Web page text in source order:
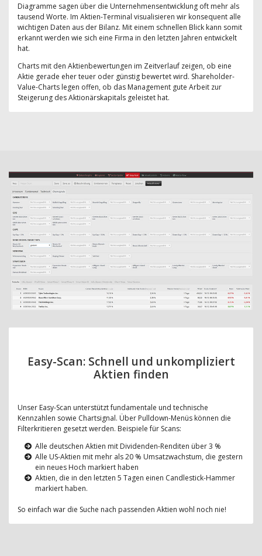
Diagramme sagen über die Unternehmensentwicklung oft mehr als
tausend Worte. Im Aktien-Terminal visualisieren wir konsequent alle
wichtigen Daten aus der Bilanz. Mit einem schnellen Blick kann somit
erkannt werden wie sich eine Firma in den letzten Jahren entwickelt
hat.
Charts mit den Aktienbewertungen im Zeitverlauf zeigen, ob eine
Aktie gerade eher teuer oder günstig bewertet wird. Shareholder-
Value-Charts legen offen, ob das Management gute Arbeit zur
Steigerung des Aktionärskapitals geleistet hat.
Easy-Scan: Schnell und unkompliziert
Aktien finden
Unser Easy-Scan unterstützt fundamentale und technische
Kennzahlen sowie Chartsignal. Über Pulldown-Menüs können die
Filterkritieren gesetzt werden. Beispiele für Scans:
Alle deutschen Aktien mit Dividenden-Renditen über 3 %
Alle US-Aktien mit mehr als 20 % Umsatzwachstum, die gestern
ein neues Hoch markiert haben
Aktien, die in den letzten 5 Tagen einen Candlestick-Hammer
markiert haben.
So einfach war die Suche nach passenden Aktien wohl noch nie!